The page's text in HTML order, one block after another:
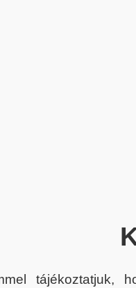
tájékoztatjuk,